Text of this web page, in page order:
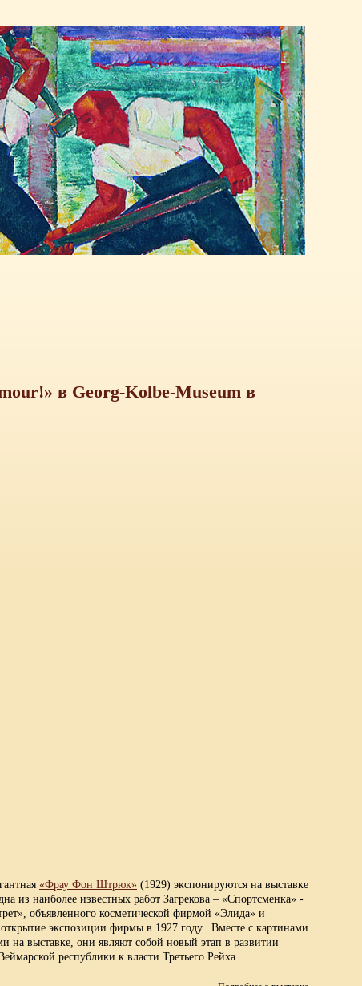
в Georg-Kolbe-Museum в
«Фрау Фон Штрюк» (1929) экспонируются на выставке
из наиболее известных работ Загрекова – «Спортсменка» -
объявленного косметической фирмой «Элида» и
экспозиции фирмы в 1927 году. Вместе с картинами
выставке, они являют собой новый этап в развитии
республики к власти Третьего Рейха.